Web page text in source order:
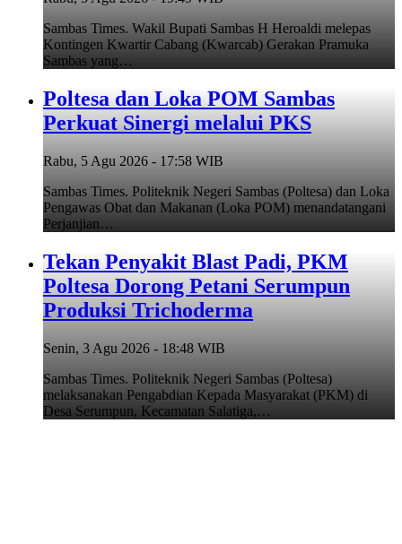
Sambas Times. Wakil Bupati Sambas H Heroaldi melepas
Kontingen Kwartir Cabang (Kwarcab) Gerakan Pramuka
Sambas yang…
Poltesa dan Loka POM Sambas
Perkuat Sinergi melalui PKS
Rabu, 5 Agu 2026 - 17:58 WIB
Sambas Times. Politeknik Negeri Sambas (Poltesa) dan Loka
Pengawas Obat dan Makanan (Loka POM) menandatangani
Perjanjian…
Tekan Penyakit Blast Padi, PKM
Poltesa Dorong Petani Serumpun
Produksi Trichoderma
Senin, 3 Agu 2026 - 18:48 WIB
Sambas Times. Politeknik Negeri Sambas (Poltesa)
melaksanakan Pengabdian Kepada Masyarakat (PKM) di
Desa Serumpun, Kecamatan Salatiga,…